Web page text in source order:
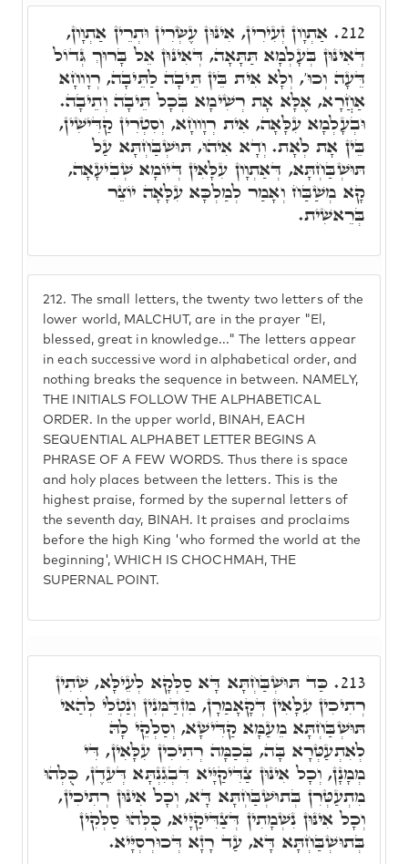
212.
The small letters, the twenty two letters of the
lower world, MALCHUT, are in the prayer "El,
blessed, great in knowledge..." The letters appear
in each successive word in alphabetical order, and
nothing breaks the sequence in between. NAMELY,
THE INITIALS FOLLOW THE ALPHABETICAL
ORDER. In the upper world, BINAH, EACH
SEQUENTIAL ALPHABET LETTER BEGINS A
PHRASE OF A FEW WORDS. Thus there is space
and holy places between the letters. This is the
highest praise, formed by the supernal letters of
the seventh day, BINAH. It praises and proclaims
before the high King 'who formed the world at the
beginning', WHICH IS CHOCHMAH, THE
SUPERNAL POINT.
212. אַתְוָון זְעִירִין, אִינּוּן עֶשְׂרִין וּתְרֵין אַתְוָון,
דְּאִינּוּן בְּעָלְמָא תַּתָּאָה, דְּאִינּוּן אֵל בָּרוּךְ גְּדוֹל
דֵּעָה וְכוּ', וְלָא אִית בֵּין תֵּיבָה לַתֵּיבָה, רְוָוחָא
אַחֲרָא, אֶלָּא אָת רְשִׁימָא בְּכָל תֵּיבָה וְתֵיבָה.
וּבְעָלְמָא עִלָּאָה, אִית רְוָוחָא, וְסִטְרִין קַדִּישִׁין,
בֵּין אָת לְאָת. וְדָא אִיהוּ, תּוּשְׁבַּחְתָּא עַל
תּוּשְׁבַּחְתָּא, דְּאַתְוָון עִלָּאִין דְּיוֹמָא שְׁבִיעָאָה,
קָא מְשַׁבַּח וְאָמַר לְמַלְכָּא עִלָּאָה יוֹצֵר
בְּרֵאשִׁית.
213. כַּד תּוּשְׁבַּחְתָּא דָּא סַלְּקָא לְעֵילָּא, שִׁתִין
רְתִיכִין עִלָּאִין דְּקָאָמַרָן, מִזְדַּמְּנִין וְנַטְלֵי לְהַאי
תּוּשְׁבַּחְתָּא מֵעַמָּא קַדִּישָׁא, וְסַלְקֵי לָהּ
לְאִתְעַטְּרָא בָּה, בְּכַמָּה רְתִיכִין עִלָּאִין, דִּי
מְמָנָן, וְכָל אִינּוּן צַדִּיקַיָּיא דִּבְגִנְתָּא דְּעֵדֶן, כֻּלְּהוּ
מִתְעַטְּרִן בְּתוּשְׁבַּחְתָּא דָּא, וְכָל אִינּוּן רְתִיכִין,
וְכָל אִינּוּן נִשְׁמָתִין דְּצַדִּיקַיָּיא, כֻּלְּהוּ סַלְּקִין
בְּתוּשְׁבַּחְתָּא דָּא, עַד רָזָא דְּכוּרְסְיָּיא.